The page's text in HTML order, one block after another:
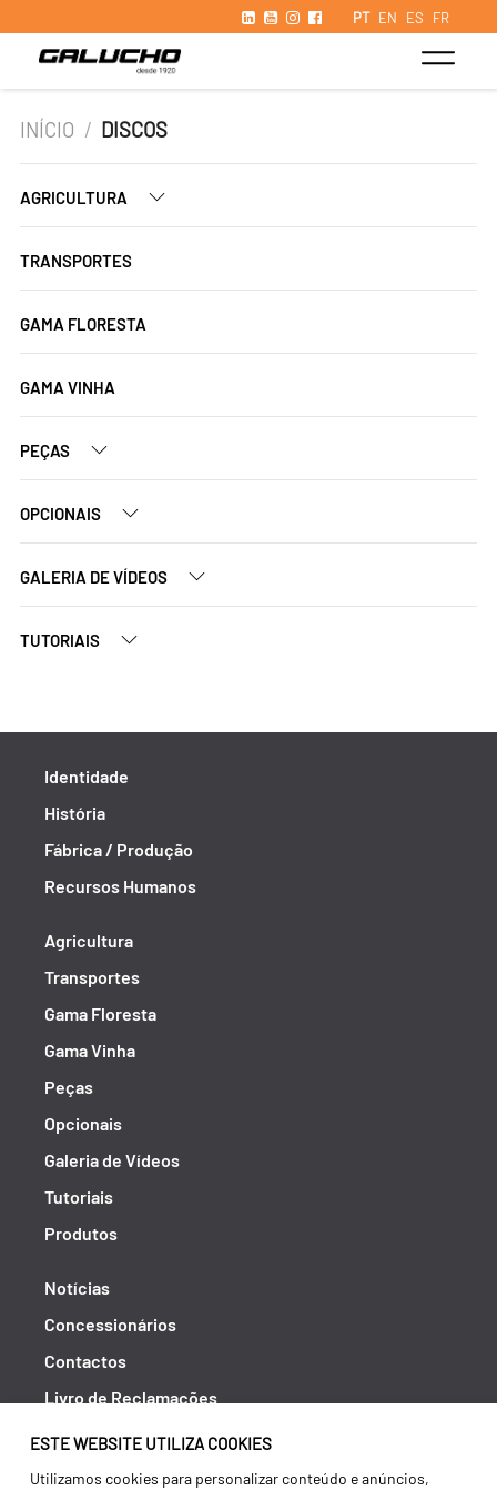
PT EN ES FR
ESTE WEBSITE UTILIZA COOKIES
Utilizamos cookies para personalizar conteúdo e anúncios,
INÍCIO / DISCOS
AGRICULTURA
TRANSPORTES
GAMA FLORESTA
GAMA VINHA
PEÇAS
OPCIONAIS
GALERIA DE VÍDEOS
TUTORIAIS
Identidade
História
Fábrica / Produção
Recursos Humanos
Agricultura
Transportes
Gama Floresta
Gama Vinha
Peças
Opcionais
Galeria de Vídeos
Tutoriais
Produtos
Notícias
Concessionários
Contactos
Livro de Reclamações
Política de Privacidade
Canal de Denúncias (RGPC)